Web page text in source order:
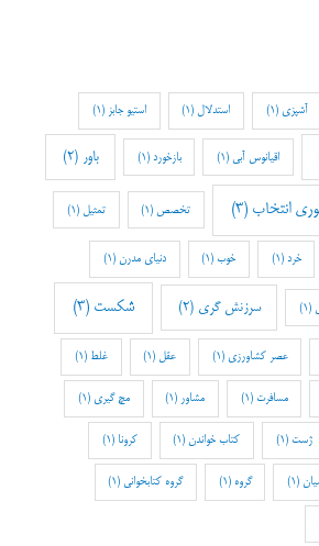
آشپزی (1) استدلال (1) استیو جابز (1)
اقیانوس آبی (1) بازخورد (1) باور (2)
انتخاب (3) تخصص (1) تمثیل (1)
خرد (1) خوب(1) دنیای مدرن (1)
(1) سرزنش گری (2) شکست (3)
عصر کشاورزی (1) عقل (1) غلط (1)
مسافرت (1) مشاور (1) مچ گیری (1)
ژست (1) کتاب خواندن (1) کرونا (1)
(1) گروه (1) گروه کتابخوانی (1)